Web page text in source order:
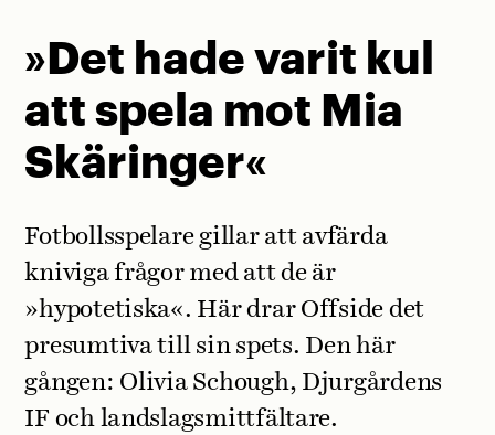
»Det hade varit kul
att spela mot Mia
Skäringer«
Fotbollsspelare gillar att avfärda
kniviga frågor med att de är
»hypotetiska«. Här drar ­Offside det
presumtiva till sin spets. Den här
gången: Olivia Schough, Djurgårdens
IF och landslagsmittfältare.